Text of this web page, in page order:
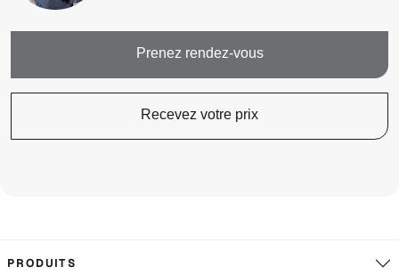
Prenez rendez-vous
Recevez votre prix
PRODUITS